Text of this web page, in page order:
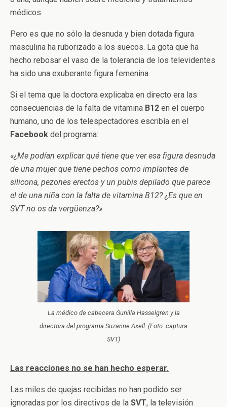
médicos.
Pero es que no sólo la desnuda y bien dotada figura
masculina ha ruborizado a los suecos. La gota que ha
hecho rebosar el vaso de la tolerancia de los televidentes
ha sido una exuberante figura femenina.
Si el tema que la doctora explicaba en directo era las
consecuencias de la falta de vitamina B12 en el cuerpo
humano, uno de los telespectadores escribía en el
Facebook del programa:
«¿Me podían explicar qué tiene que ver esa figura desnuda
de una mujer que tiene pechos como implantes de
silicona, pezones erectos y un pubis depilado que parece
el de una niña con la falta de vitamina B12? ¿Es que en
SVT no os da vergüenza?»
La médico de cabecera Gunilla Hasselgren y la
directora del programa Suzanne Axell. (Foto: captura
SVT)
Las reacciones no se han hecho esperar.
Las miles de quejas recibidas no han podido ser
ignoradas por los directivos de la SVT, la televisión